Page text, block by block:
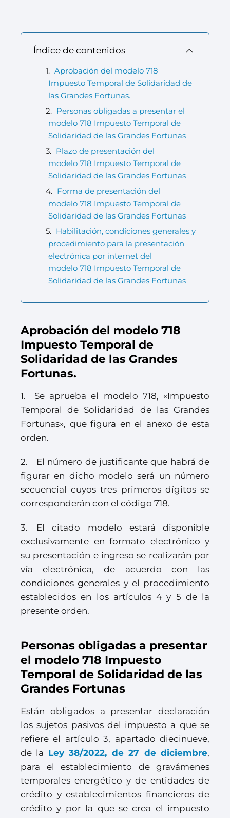
Índice de contenidos
Aprobación del modelo 718
Impuesto Temporal de Solidaridad de
las Grandes Fortunas.
Personas obligadas a presentar el
modelo 718 Impuesto Temporal de
Solidaridad de las Grandes Fortunas
Plazo de presentación del
modelo 718 Impuesto Temporal de
Solidaridad de las Grandes Fortunas
Forma de presentación del
modelo 718 Impuesto Temporal de
Solidaridad de las Grandes Fortunas
Habilitación, condiciones generales y
procedimiento para la presentación
electrónica por internet del
modelo 718 Impuesto Temporal de
Solidaridad de las Grandes Fortunas
Aprobación del modelo 718
Impuesto Temporal de
Solidaridad de las Grandes
Fortunas.
1. Se aprueba el modelo 718, «Impuesto
Temporal de Solidaridad de las Grandes
Fortunas», que figura en el anexo de esta
orden.
2. El número de justificante que habrá de
figurar en dicho modelo será un número
secuencial cuyos tres primeros dígitos se
corresponderán con el código 718.
3. El citado modelo estará disponible
exclusivamente en formato electrónico y
su presentación e ingreso se realizarán por
vía electrónica, de acuerdo con las
condiciones generales y el procedimiento
establecidos en los artículos 4 y 5 de la
presente orden.
Personas obligadas a presentar
el modelo 718 Impuesto
Temporal de Solidaridad de las
Grandes Fortunas
Están obligados a presentar declaración
los sujetos pasivos del impuesto a que se
refiere el artículo 3, apartado diecinueve,
de la Ley 38/2022, de 27 de diciembre,
para el establecimiento de gravámenes
temporales energético y de entidades de
crédito y establecimientos financieros de
crédito y por la que se crea el impuesto